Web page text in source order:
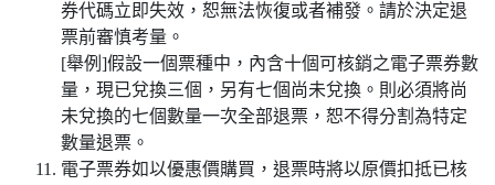
券代碼立即失效，恕無法恢復或者補發。請於決定退
票前審慎考量。
[舉例]假設一個票種中，內含十個可核銷之電子票券數
量，現已兌換三個，另有七個尚未兌換。則必須將尚
未兌換的七個數量一次全部退票，恕不得分割為特定
數量退票。
電子票券如以優惠價購買，退票時將以原價扣抵已核